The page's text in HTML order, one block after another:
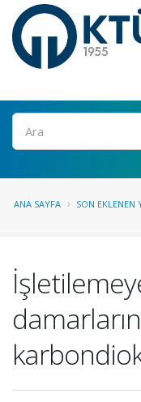
Ara
ANA SAYFA SON EKLENEN